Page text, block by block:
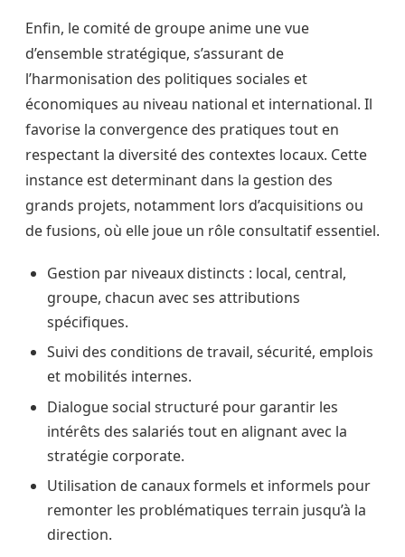
Enfin, le comité de groupe anime une vue
d’ensemble stratégique, s’assurant de
l’harmonisation des politiques sociales et
économiques au niveau national et international. Il
favorise la convergence des pratiques tout en
respectant la diversité des contextes locaux. Cette
instance est determinant dans la gestion des
grands projets, notamment lors d’acquisitions ou
de fusions, où elle joue un rôle consultatif essentiel.
Gestion par niveaux distincts : local, central,
groupe, chacun avec ses attributions
spécifiques.
Suivi des conditions de travail, sécurité, emplois
et mobilités internes.
Dialogue social structuré pour garantir les
intérêts des salariés tout en alignant avec la
stratégie corporate.
Utilisation de canaux formels et informels pour
remonter les problématiques terrain jusqu’à la
direction.